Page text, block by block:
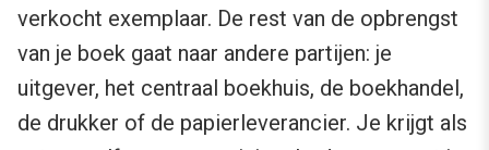
verkocht exemplaar. De rest van de opbrengst
van je boek gaat naar andere partijen: je
uitgever, het centraal boekhuis, de boekhandel,
de drukker of de papierleverancier. Je krijgt als